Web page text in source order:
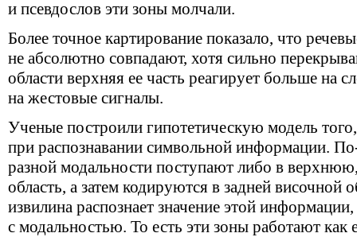
и псевдослов эти зоны молчали.
Более точное картирование показало, что
не абсолютно совпадают, хотя сильно
области верхняя ее часть реагирует больше на
на жестовые сигналы.
Ученые построили гипотетическую модель
при распознавании символьной информации.
разной модальности поступают либо в
область, а затем кодируются в задней височной
извилина распознает значение этой информации,
с модальностью. То есть эти зоны работают как